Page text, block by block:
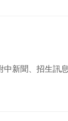
中新聞、招生訊息